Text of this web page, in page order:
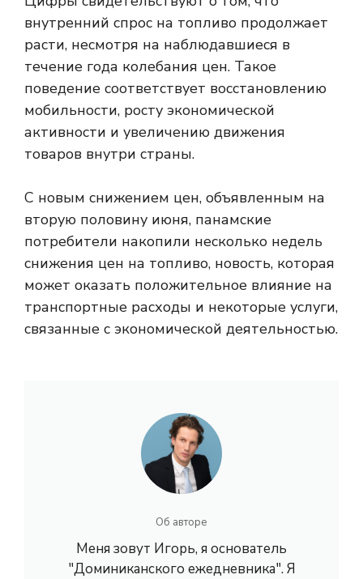
внутренний спрос на топливо продолжает
расти, несмотря на наблюдавшиеся в
течение года колебания цен. Такое
поведение соответствует восстановлению
мобильности, росту экономической
активности и увеличению движения
товаров внутри страны.
С новым снижением цен, объявленным на
вторую половину июня, панамские
потребители накопили несколько недель
снижения цен на топливо, новость, которая
может оказать положительное влияние на
транспортные расходы и некоторые услуги,
связанные с экономической деятельностью.
Об авторе
Меня зовут Игорь, я основатель
"Доминиканского ежедневника". Я